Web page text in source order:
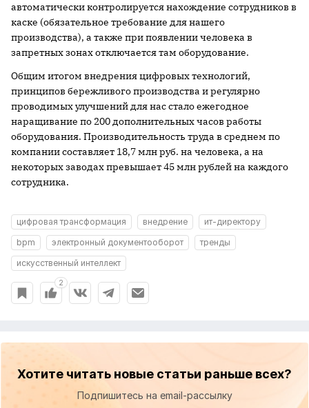
автоматически контролируется нахождение сотрудников в
каске (обязательное требование для нашего
производства), а также при появлении человека в
запретных зонах отключается там оборудование.
Общим итогом внедрения цифровых технологий,
принципов бережливого производства и регулярно
проводимых улучшений для нас стало ежегодное
наращивание по 200 дополнительных часов работы
оборудования. Производительность труда в среднем по
компании составляет 18,7 млн руб. на человека, а на
некоторых заводах превышает 45 млн рублей на каждого
сотрудника.
цифровая трансформация внедрение
ит-директору
bpm
электронный документооборот
тренды
искусственный интеллект
2
Хотите читать новые статьи раньше всех?
Подпишитесь на email-рассылку